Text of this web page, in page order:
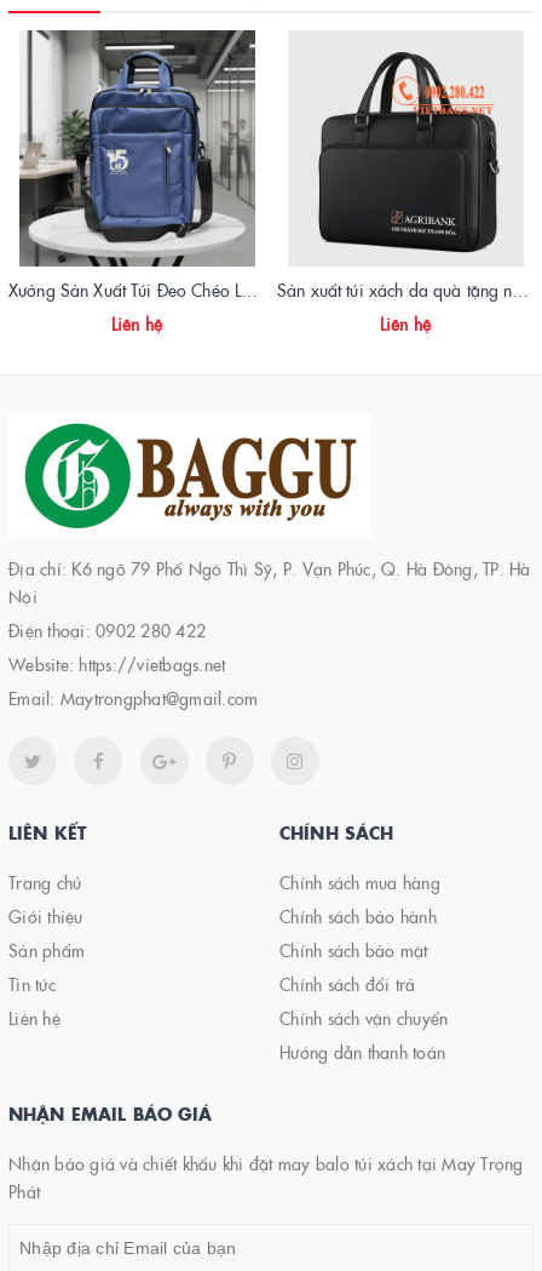
Liên hệ
Liên hệ
Địa chỉ: K6 ngõ 79 Phố Ngô Thì Sỹ, P. Vạn Phúc, Q. Hà Đông, TP. Hà
Nội
Điện thoại: 0902 280 422
Website: https://vietbags.net
Email: Maytrongphat@gmail.com
LIÊN KẾT
Trang chủ
Giới thiệu
Sản phẩm
Tin tức
Liên hệ
CHÍNH SÁCH
Chính sách mua hàng
Chính sách bảo hành
Chính sách bảo mật
Chính sách đổi trả
Chính sách vận chuyển
Hướng dẫn thanh toán
NHẬN EMAIL BÁO GIÁ
Nhận báo giá và chiết khấu khi đặt may balo túi xách tại May Trọng
Phát